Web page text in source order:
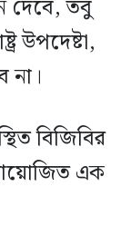
দেবে, তবু
উপদেষ্টা,
না।
বিজিবির
আয়োজিত এক